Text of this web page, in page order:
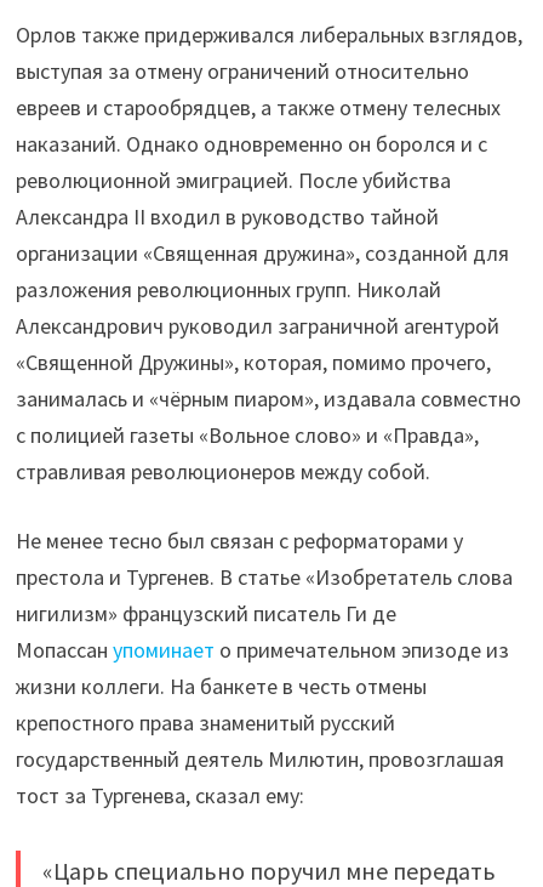
Орлов также придерживался либеральных взглядов,
выступая за отмену ограничений относительно
евреев и старообрядцев, а также отмену телесных
наказаний. Однако одновременно он боролся и с
революционной эмиграцией. После убийства
Александра II входил в руководство тайной
организации «Священная дружина», созданной для
разложения революционных групп. Николай
Александрович руководил заграничной агентурой
«Священной Дружины», которая, помимо прочего,
занималась и «чёрным пиаром», издавала совместно
с полицией газеты «Вольное слово» и «Правда»,
стравливая революционеров между собой.
Не менее тесно был связан с реформаторами у
престола и Тургенев. В статье «Изобретатель слова
нигилизм» французский писатель Ги де
Мопассан упоминает о примечательном эпизоде из
жизни коллеги. На банкете в честь отмены
крепостного права знаменитый русский
государственный деятель Милютин, провозглашая
тост за Тургенева, сказал ему:
«Царь специально поручил мне передать